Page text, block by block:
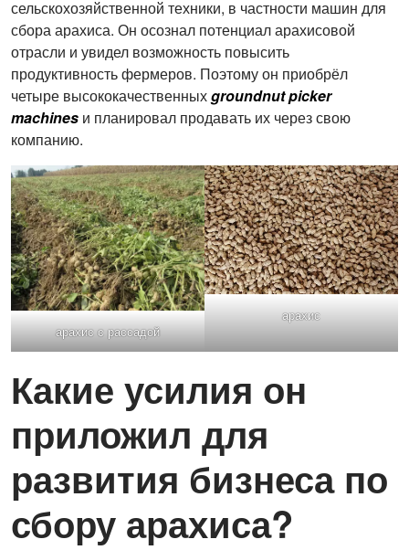
сельскохозяйственной техники, в частности машин для
сбора арахиса. Он осознал потенциал арахисовой
отрасли и увидел возможность повысить
продуктивность фермеров. Поэтому он приобрёл
четыре высококачественныхgroundnut picker
machines и планировал продавать их через свою
компанию.
арахис с рассадой
арахис
Какие усилия он
приложил для
развития бизнеса по
сбору арахиса?